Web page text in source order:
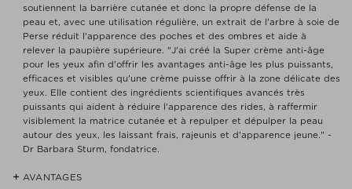
soutiennent la barrière cutanée et donc la propre défense de la
peau et, avec une utilisation régulière, un extrait de l'arbre à soie de
Perse réduit l'apparence des poches et des ombres et aide à
relever la paupière supérieure. "J'ai créé la Super crème anti-âge
pour les yeux afin d'offrir les avantages anti-âge les plus puissants,
efficaces et visibles qu'une crème puisse offrir à la zone délicate des
yeux. Elle contient des ingrédients scientifiques avancés très
puissants qui aident à réduire l'apparence des rides, à raffermir
visiblement la matrice cutanée et à repulper et dépulper la peau
autour des yeux, les laissant frais, rajeunis et d'apparence jeune." -
Dr Barbara Sturm, fondatrice.
AVANTAGES